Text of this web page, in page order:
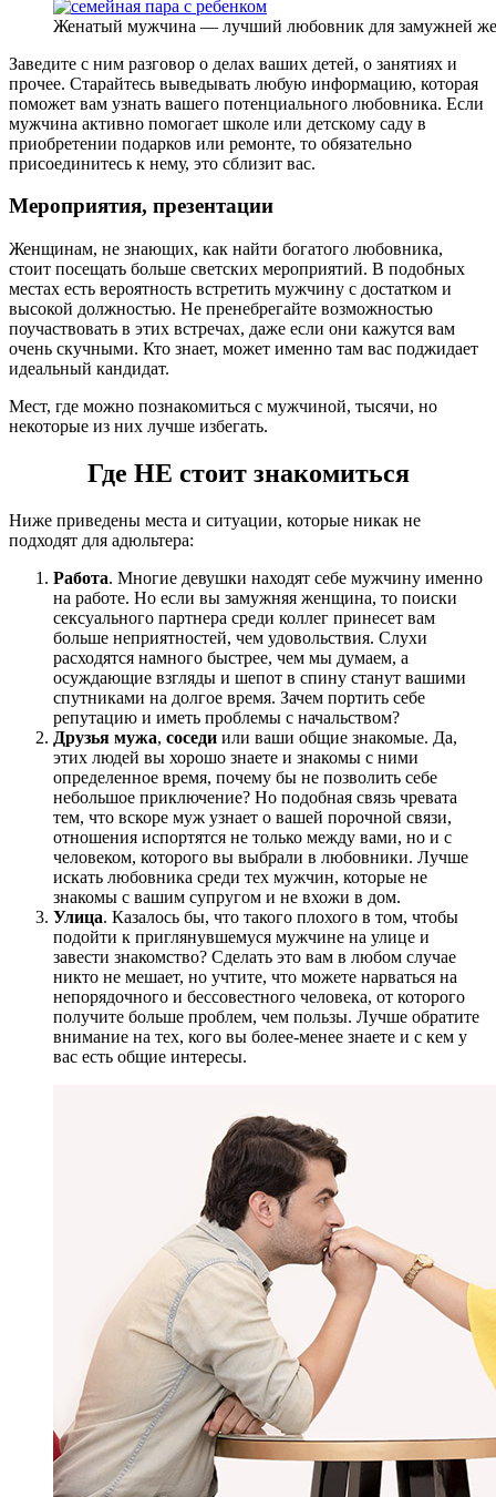
Женатый мужчина — лучший любовник для замужней
Заведите с ним разговор о делах ваших детей, о занятиях и
прочее. Старайтесь выведывать любую информацию, которая
поможет вам узнать вашего потенциального любовника. Если
мужчина активно помогает школе или детскому саду в
приобретении подарков или ремонте, то обязательно
присоединитесь к нему, это сблизит вас.
Мероприятия, презентации
Женщинам, не знающих, как найти богатого любовника,
стоит посещать больше светских мероприятий. В подобных
местах есть вероятность встретить мужчину с достатком и
высокой должностью. Не пренебрегайте возможностью
поучаствовать в этих встречах, даже если они кажутся вам
очень скучными. Кто знает, может именно там вас поджидает
идеальный кандидат.
Мест, где можно познакомиться с мужчиной, тысячи, но
некоторые из них лучше избегать.
Где НЕ стоит знакомиться
Ниже приведены места и ситуации, которые никак не
подходят для адюльтера:
Работа. Многие девушки находят себе мужчину именно
на работе. Но если вы замужняя женщина, то поиски
сексуального партнера среди коллег принесет вам
больше неприятностей, чем удовольствия. Слухи
расходятся намного быстрее, чем мы думаем, а
осуждающие взгляды и шепот в спину станут вашими
спутниками на долгое время. Зачем портить себе
репутацию и иметь проблемы с начальством?
Друзья мужа, соседи или ваши общие знакомые. Да,
этих людей вы хорошо знаете и знакомы с ними
определенное время, почему бы не позволить себе
небольшое приключение? Но подобная связь чревата
тем, что вскоре муж узнает о вашей порочной связи,
отношения испортятся не только между вами, но и с
человеком, которого вы выбрали в любовники. Лучше
искать любовника среди тех мужчин, которые не
знакомы с вашим супругом и не вхожи в дом.
Улица. Казалось бы, что такого плохого в том, чтобы
подойти к приглянувшемуся мужчине на улице и
завести знакомство? Сделать это вам в любом случае
никто не мешает, но учтите, что можете нарваться на
непорядочного и бессовестного человека, от которого
получите больше проблем, чем пользы. Лучше обратите
внимание на тех, кого вы более-менее знаете и с кем у
вас есть общие интересы.